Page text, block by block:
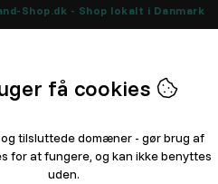
Shop.dk - Shop lokalt i Danmark
Hårde hvidevarer Hus, have
få cookies
tilsluttede domæner - gør brug af
for at fungere, og kan ikke benyttes
uden.